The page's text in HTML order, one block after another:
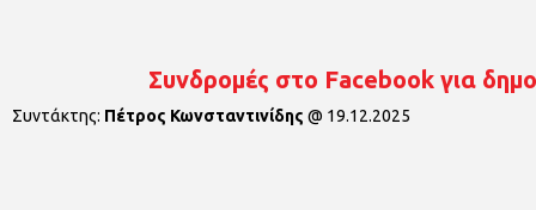
Συνδρομές στο Facebook για
Συντάκτης: Πέτρος Κωνσταντινίδης @ 19.12.2025